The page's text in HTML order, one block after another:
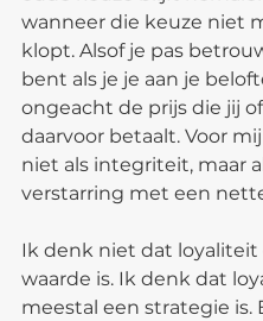
wanneer die keuze niet
klopt. Alsof je pas
bent als je je aan je
ongeacht de prijs die jij
daarvoor betaalt. Voor
niet als integriteit, maar
verstarring met een
Ik denk niet dat loyaliteit
waarde is. Ik denk dat
meestal een strategie is.